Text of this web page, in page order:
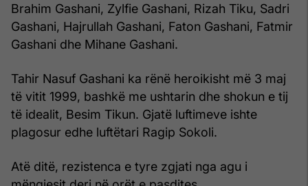
Brahim Gashani, Zylfie Gashani, Rizah Tiku, Sadri
Gashani, Hajrullah Gashani, Faton Gashani, Fatmir
Gashani dhe Mihane Gashani.
Tahir Nasuf Gashani ka rënë heroikisht më 3 maj
të vitit 1999, bashkë me ushtarin dhe shokun e tij
të idealit, Besim Tikun. Gjatë luftimeve ishte
plagosur edhe luftëtari Ragip Sokoli.
Atë ditë, rezistenca e tyre zgjati nga agu i